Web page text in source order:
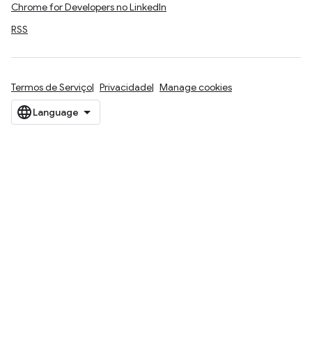
Chrome for Developers no LinkedIn
RSS
Termos de Serviço Privacidade Manage cookies